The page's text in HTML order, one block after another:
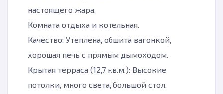
настоящего жара.
Комната отдыха и котельная.
Качество: Утеплена, обшита вагонкой,
хорошая печь с прямым дымоходом.
Крытая терраса (12,7 кв.м.): Высокие
потолки, много света, большой стол.